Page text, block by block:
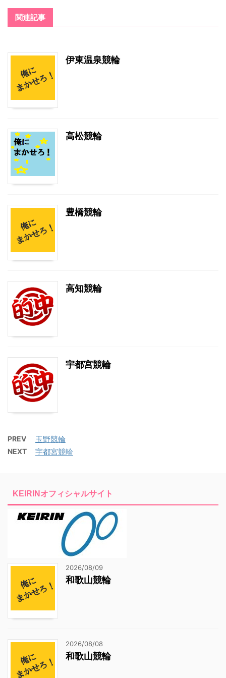
関連記事
伊東温泉競輪
高松競輪
豊橋競輪
高知競輪
宇都宮競輪
PREV 玉野競輪
NEXT 宇都宮競輪
KEIRINオフィシャルサイト
2026/08/09
和歌山競輪
2026/08/08
和歌山競輪